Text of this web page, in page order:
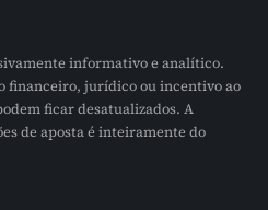
informativo e analítico.
financeiro, jurídico ou incentivo ao
ficar desatualizados. A
de aposta é inteiramente do